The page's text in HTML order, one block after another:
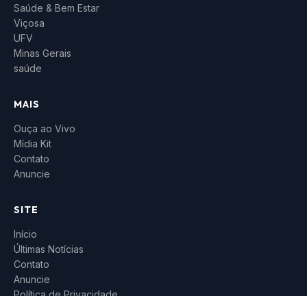
Saúde & Bem Estar
Viçosa
UFV
Minas Gerais
saúde
MAIS
Ouça ao Vivo
Mídia Kit
Contato
Anuncie
SITE
Início
Últimas Notícias
Contato
Anuncie